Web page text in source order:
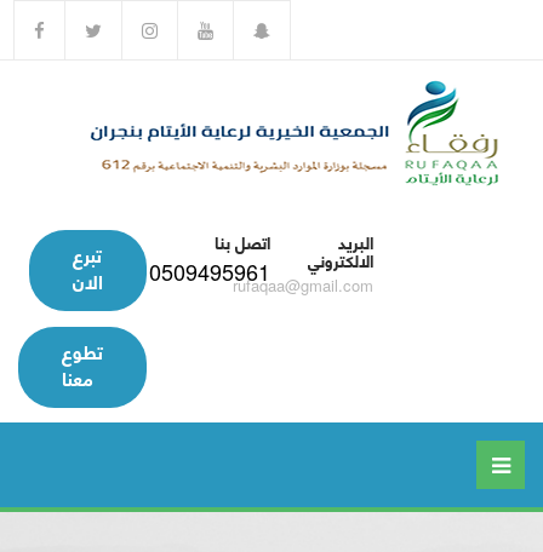
البريد
الالكتروني
rufaqaa@gmail.com
اتصل بنا
0509495961 تبرع
الان
تطوع
معنا